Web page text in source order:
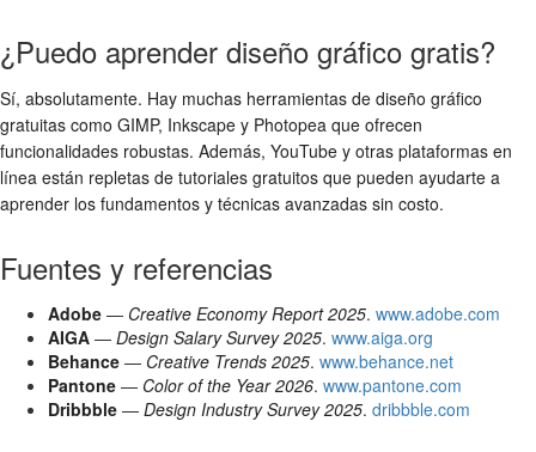
¿Puedo aprender diseño gráfico gratis?
Sí, absolutamente. Hay muchas herramientas de diseño gráfico
gratuitas como GIMP, Inkscape y Photopea que ofrecen
funcionalidades robustas. Además, YouTube y otras plataformas en
línea están repletas de tutoriales gratuitos que pueden ayudarte a
aprender los fundamentos y técnicas avanzadas sin costo.
Fuentes y referencias
Adobe — Creative Economy Report 2025. www.adobe.com
AIGA — Design Salary Survey 2025. www.aiga.org
Behance — Creative Trends 2025. www.behance.net
Pantone — Color of the Year 2026. www.pantone.com
Dribbble — Design Industry Survey 2025. dribbble.com